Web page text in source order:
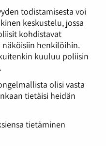
todistamisesta voi
keskustelu, jossa
kohdistavat
näköisiin henkilöihin.
kuuluu poliisin
olisi vasta
tietäisi heidän
tietäminen